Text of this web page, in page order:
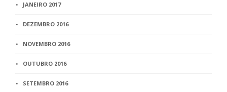
JANEIRO 2017
DEZEMBRO 2016
NOVEMBRO 2016
OUTUBRO 2016
SETEMBRO 2016